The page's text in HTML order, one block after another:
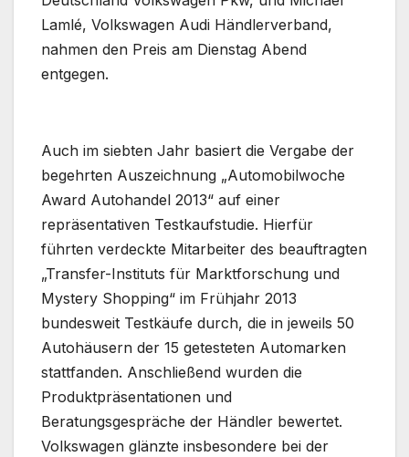
Lamlé, Volkswagen Audi Händlerverband,
nahmen den Preis am Dienstag Abend
entgegen.
Auch im siebten Jahr basiert die Vergabe der
begehrten Auszeichnung „Automobilwoche
Award Autohandel 2013“ auf einer
repräsentativen Testkaufstudie. Hierfür
führten verdeckte Mitarbeiter des beauftragten
„Transfer-Instituts für Marktforschung und
Mystery Shopping“ im Frühjahr 2013
bundesweit Testkäufe durch, die in jeweils 50
Autohäusern der 15 getesteten Automarken
stattfanden. Anschließend wurden die
Produktpräsentationen und
Beratungsgespräche der Händler bewertet.
Volkswagen glänzte insbesondere bei der